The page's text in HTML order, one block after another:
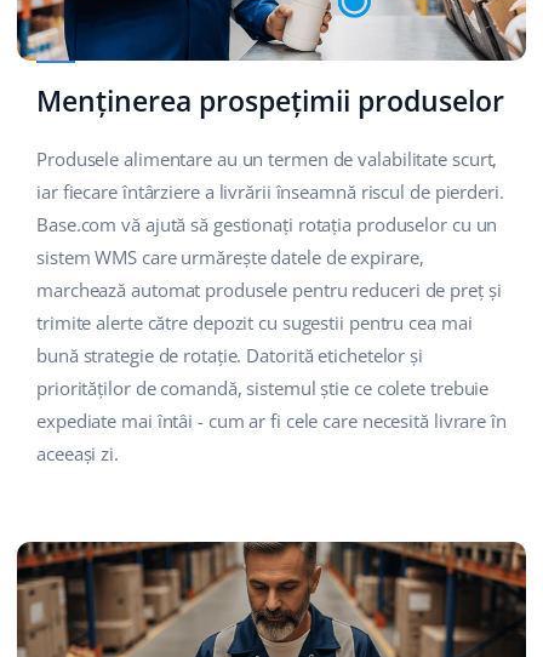
Menținerea prospețimii produselor
Produsele alimentare au un termen de valabilitate scurt,
iar fiecare întârziere a livrării înseamnă riscul de pierderi.
Base.com vă ajută să gestionați rotația produselor cu un
sistem WMS care urmărește datele de expirare,
marchează automat produsele pentru reduceri de preț și
trimite alerte către depozit cu sugestii pentru cea mai
bună strategie de rotație. Datorită etichetelor și
priorităților de comandă, sistemul știe ce colete trebuie
expediate mai întâi - cum ar fi cele care necesită livrare în
aceeași zi.